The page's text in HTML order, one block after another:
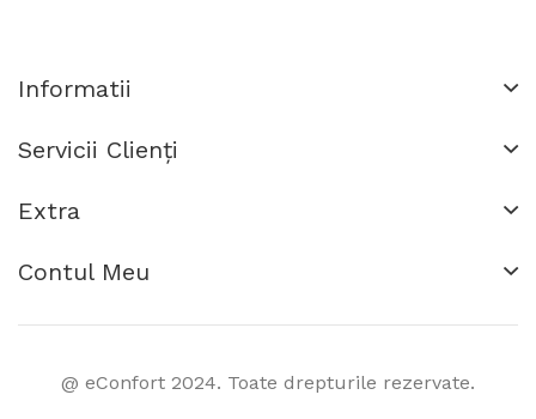
Informatii
Servicii Clienţi
Extra
Contul Meu
@ eConfort 2024. Toate drepturile rezervate.